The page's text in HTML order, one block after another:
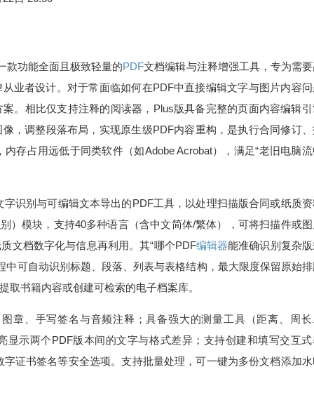
款功能全面且极致轻量的PDF文档编辑与注释增强工具，专为需
业者设计。对于常面临如何在PDF中直接编辑文字与图片内容
。相比仅支持注释的阅读器，Plus版具备完整的页面内容编辑
，调整段落布局，实现原生级PDF内容重构，是执行合同修订
存占用远低于同类软件（如Adobe Acrobat），满足“老旧电脑
识别与可编辑文本导出的PDF工具，以处理扫描版合同或纸质
）模块，支持40多种语言（含中文简体/繁体），可将扫描件或
文档数字化与信息再利用。其“哪个PDF编辑器能准确识别复杂
可自动识别标题、段落、列表与表格结构，最大限度保留原始
书籍内容或创建可检索的电子档案库。
章、手写签名与音频注释；具备强大的测量工具（距离、周长
示两个PDF版本间的文字与格式差异；支持创建和填写交互
证书签名等安全选项。支持批量处理，可一键为多份文档添加